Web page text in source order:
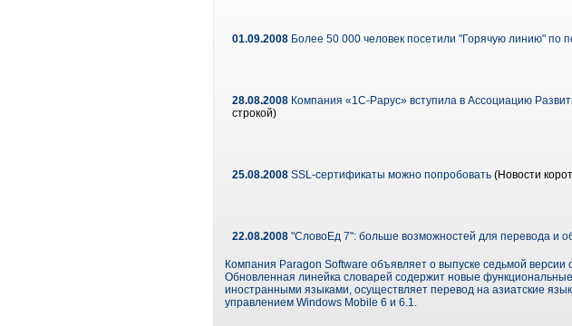
01.09.2008 Более 50 000 человек посетили "Горячую линию" по
28.08.2008 Компания «1С-Рарус» вступила в Ассоциацию
строкой)
25.08.2008 SSL-сертификаты можно попробовать (Новости
22.08.2008 "СловоЕд 7": больше возможностей для перевода и
Компания Paragon Software объявляет о выпуске седьмой
Обновленная линейка словарей содержит новые
иностранными языками, осуществляет перевод на азиатские
управлением Windows Mobile 6 и 6.1.